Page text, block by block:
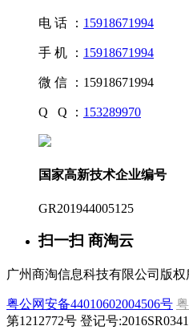
电 话 ： 15918671994
手 机 ： 15918671994
微 信 ： 15918671994
Q Q ： 153289970
国家高新技术企业编号
GR201944005125
扫一扫 商淘云
广州商淘信息科技有限公司版
粤公网安备44010602004506号
第1212772号 登记号